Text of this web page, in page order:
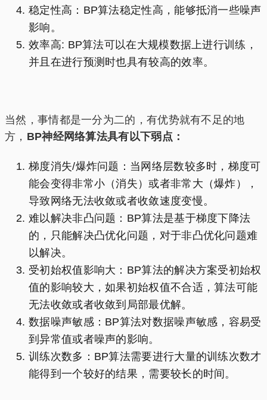
稳定性高：BP算法稳定性高，能够抵消一些噪声
影响。
效率高: BP算法可以在大规模数据上进行训练，
并且在进行预测时也具有较高的效率。
当然，事情都是一分为二的，有优势就有不足的地
方， BP神经网络算法具有以下弱点：
梯度消失/爆炸问题：当网络层数较多时，梯度可
能会变得非常小（消失）或者非常大（爆炸），
导致网络无法收敛或者收敛速度变慢。
难以解决非凸问题：BP算法是基于梯度下降法
的，只能解决凸优化问题，对于非凸优化问题难
以解决。
受初始权值影响大：BP算法的解决方案受初始权
值的影响较大，如果初始权值不合适，算法可能
无法收敛或者收敛到局部最优解。
数据噪声敏感：BP算法对数据噪声敏感，容易受
到异常值或者噪声的影响。
训练次数多：BP算法需要进行大量的训练次数才
能得到一个较好的结果，需要较长的时间。